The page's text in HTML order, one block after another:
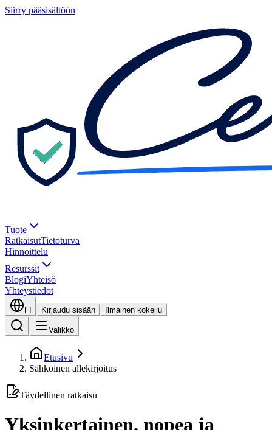
Siirry pääsisältöön
Tuote
RatkaisutTietoturva
Hinnoittelu
Resurssit
BlogiYhteisö
Yhteystiedot
FI Kirjaudu sisään Ilmainen kokeilu
Valikko
Etusivu
Sähköinen allekirjoitus
Täydellinen ratkaisu
Yksinkertainen, nopea ja